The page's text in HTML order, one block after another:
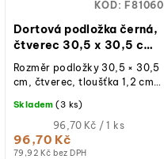
d
u
k
t
ů
Dortová podložka černá,
čtverec 30,5 x 30,5 cm,
výška 12 mm
79,92 Kč bez DPH
96,70 Kč
Měrná
cena:
96,70 Kč / 1 ks
Skladem (3 ks)
Rozměr podložky 30,5 × 30,5
cm, čtverec, tloušťka 1,2 cm,
1 ks.
KÓD: F81060